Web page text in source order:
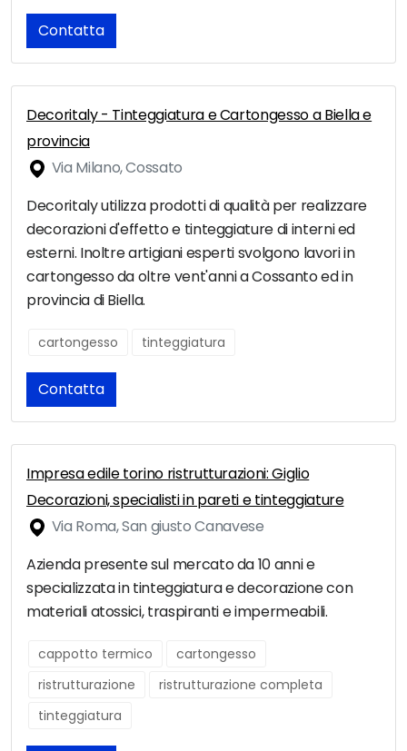
Contatta
Decoritaly - Tinteggiatura e Cartongesso a Biella e
provincia
Via Milano, Cossato
Decoritaly utilizza prodotti di qualità per realizzare
decorazioni d'effetto e tinteggiature di interni ed
esterni. Inoltre artigiani esperti svolgono lavori in
cartongesso da oltre vent'anni a Cossanto ed in
provincia di Biella.
cartongesso tinteggiatura
Contatta
Impresa edile torino ristrutturazioni: Giglio
Decorazioni, specialisti in pareti e tinteggiature
Via Roma, San giusto Canavese
Azienda presente sul mercato da 10 anni e
specializzata in tinteggiatura e decorazione con
materiali atossici, traspiranti e impermeabili.
cappotto termico
cartongesso
ristrutturazione
ristrutturazione completa
tinteggiatura